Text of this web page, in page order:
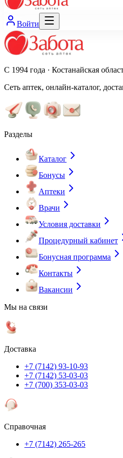
Войти
С 1994 года · Костанайская
Сеть аптек, онлайн-каталог,
Разделы
Каталог
Бонусы
Аптеки
Врачи
Условия доставки
Процедурный кабинет
Бонусная программа
Контакты
Вакансии
Мы на связи
Доставка
+7 (7142) 93-10-93
+7 (7142) 53-03-03
+7 (700) 353-03-03
Справочная
+7 (7142) 265-265